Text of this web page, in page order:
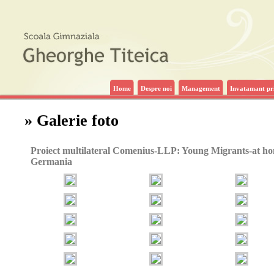
Home Despre noi Management Invatamant
» Galerie foto
Proiect multilateral Comenius-LLP: Young Migrants-at
Germania